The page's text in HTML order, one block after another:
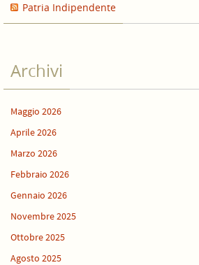
Patria Indipendente
Archivi
Maggio 2026
Aprile 2026
Marzo 2026
Febbraio 2026
Gennaio 2026
Novembre 2025
Ottobre 2025
Agosto 2025